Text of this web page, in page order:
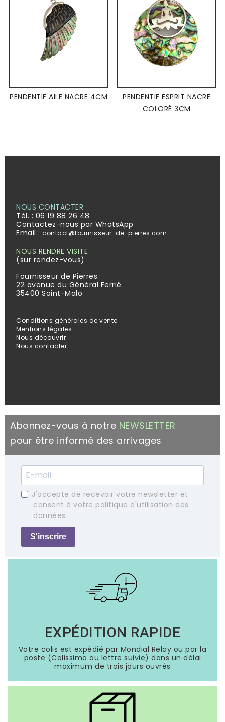
PENDENTIF AILE NACRE 4CM
PENDENTIF ESPRIT NACRE
COLORÉ 3CM
NOUS CONTACTER
Tél. : 06 19 88 26 48
Contactez-nous par WhatsApp
Email : contact@fournisseur-de-pierres.com
NOUS RENDRE VISITE
(sur rendez-vous)
Fournisseur de Pierres
22 avenue du Général Ferrié
35400 Saint-Malo
Conditions générales de vente
Mentions légales
Nous découvrir
Nous contacter
Abonnez-vous à notre NEWSLETTER
pour être informé des arrivages
J'accepte de recevoir votre newsletter et
consent à votre politique d'utilisation des
données
S'inscrire
EXPÉDITION RAPIDE
Votre colis est expédié par Mondial Relay ou par la
poste (Colissimo ou lettre suivie) dans un délai
maximum de trois jours ouvrés